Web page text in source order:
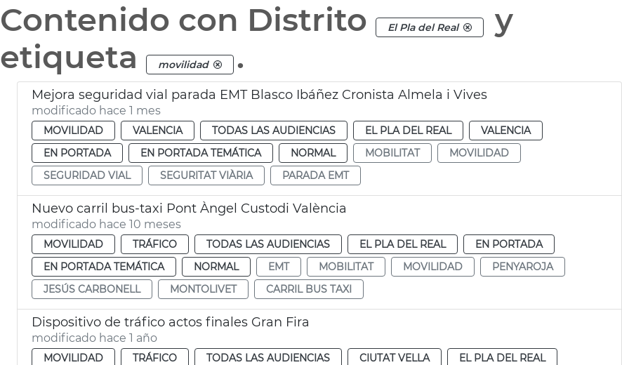
Contenido con Distrito El Pla del Real
y
etiqueta
movilidad .
Mejora seguridad vial parada EMT Blasco Ibáñez Cronista Almela i Vives
modificado hace 1 mes
MOVILIDAD VALENCIA TODAS LAS AUDIENCIAS EL PLA DEL REAL
VALENCIA
EN PORTADA
EN PORTADA TEMÁTICA NORMAL MOBILITAT
MOVILIDAD
SEGURIDAD VIAL
SEGURITAT VIÀRIA PARADA EMT
Nuevo carril bus-taxi Pont Àngel Custodi València
modificado hace 10 meses
MOVILIDAD TRÁFICO TODAS LAS AUDIENCIAS EL PLA DEL REAL
EN PORTADA
EN PORTADA TEMÁTICA
NORMAL EMT MOBILITAT MOVILIDAD
PENYAROJA
JESÚS CARBONELL
MONTOLIVET CARRIL BUS TAXI
Dispositivo de tráfico actos finales Gran Fira
modificado hace 1 año
MOVILIDAD TRÁFICO TODAS LAS AUDIENCIAS CIUTAT VELLA
EL PLA DEL REAL